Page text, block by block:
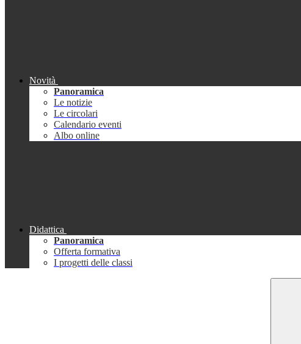
Novità
Panoramica
Le notizie
Le circolari
Calendario eventi
Albo online
Didattica
Panoramica
Offerta formativa
I progetti delle classi